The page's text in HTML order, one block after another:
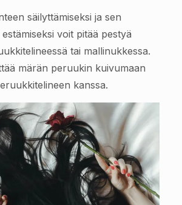
säilyttämiseksi ja sen
voit pitää pestyä
tai mallinukkessa.
märän peruukin kuivumaan
kanssa.